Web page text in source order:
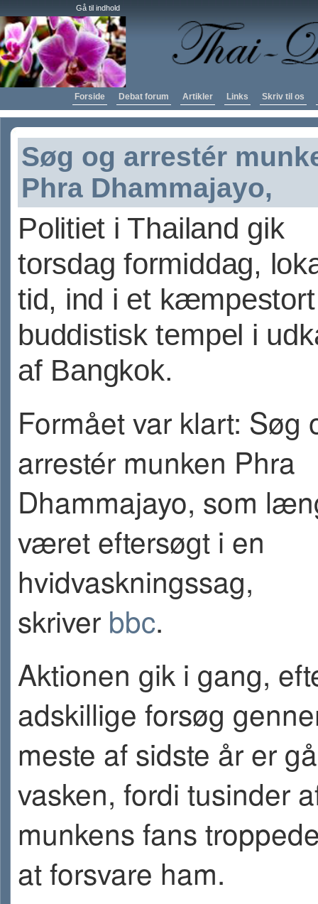
Gå til indhold
Forside Debat forum Artikler Links Skriv til os
Søg og arrestér
Phra Dhammajayo,
Politiet i Thailand gik
torsdag formiddag,
tid, ind i et kæmpestort
buddistisk tempel i
af Bangkok.
Formået var klart: Søg
arrestér munken Phra
Dhammajayo, som
været eftersøgt i en
hvidvaskningssag,
skriver bbc.
Aktionen gik i gang,
adskillige forsøg
meste af sidste år er
vasken, fordi tusinder
munkens fans
at forsvare ham.